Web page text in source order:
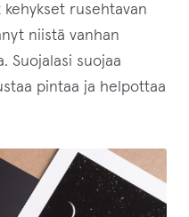
rusehtavan
niistä vanhan
Suojalasi suojaa
pintaa ja helpottaa